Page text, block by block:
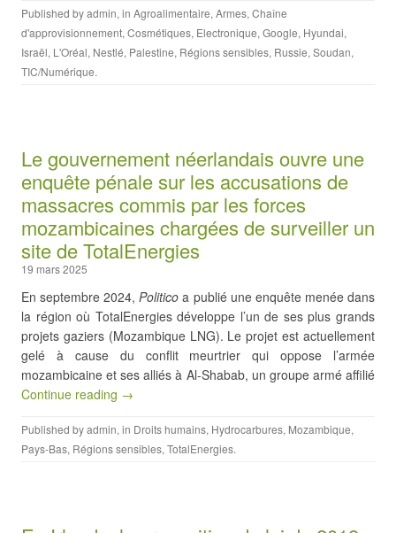
Published byadmin, in Agroalimentaire, Armes, Chaîne
d'approvisionnement, Cosmétiques, Electronique, Google, Hyundai,
Israël, L'Oréal, Nestlé, Palestine, Régions sensibles, Russie, Soudan,
TIC/Numérique.
Le gouvernement néerlandais ouvre une
enquête pénale sur les accusations de
massacres commis par les forces
mozambicaines chargées de surveiller un
site de TotalEnergies
19 mars 2025
En septembre 2024,Politico a publié une enquête menée dans
la région où TotalEnergies développe l’un de ses plus grands
projets gaziers (Mozambique LNG). Le projet est actuellement
gelé à cause du conflit meurtrier qui oppose l’armée
mozambicaine et ses alliés à Al-Shabab, un groupe armé affilié
Continue reading →
Published byadmin, in Droits humains, Hydrocarbures, Mozambique,
Pays-Bas, Régions sensibles, TotalEnergies.